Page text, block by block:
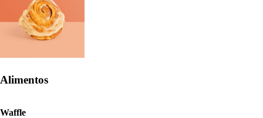
Alimentos
Waffle